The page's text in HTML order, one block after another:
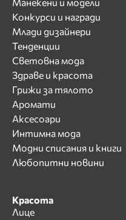
Конкурси и награди
Млади дизайнери
Тенденции
Световна мода
Здраве и красота
Грижи за тялото
Аромати
Аксесоари
Интимна мода
Модни списания и книги
Любопитни новини
Красота
Лице